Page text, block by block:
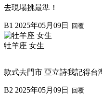
去現場挑最準！
B1 2025年05月09日 回覆
牡羊座 女生
款式去門市 亞立詩我記得台
B2 2025年05月09日 回覆